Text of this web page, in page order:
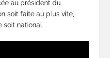
au président du
soit faite au plus vite,
soit national.